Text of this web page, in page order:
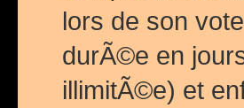
lors de son
durÃ©e en
illimitÃ©e) et